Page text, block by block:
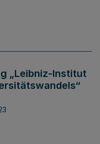
„Leibniz-Institut